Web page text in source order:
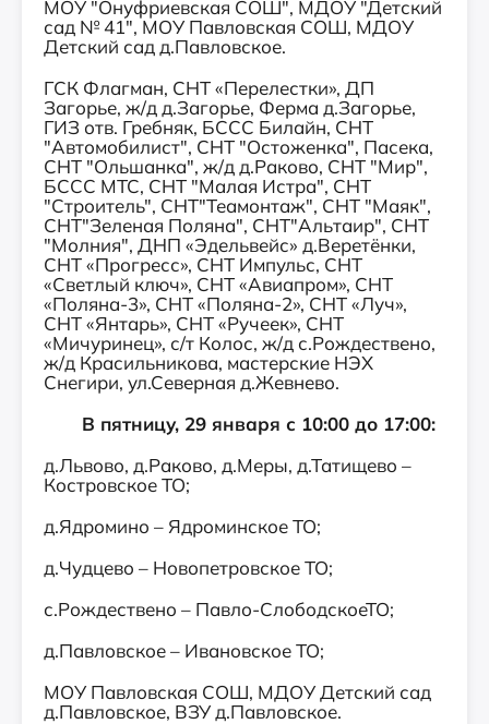
МОУ "Онуфриевская СОШ", МДОУ "Детский
сад № 41", МОУ Павловская СОШ, МДОУ
Детский сад д.Павловское.
ГСК Флагман, СНТ «Перелестки», ДП
Загорье, ж/д д.Загорье, Ферма д.Загорье,
ГИЗ отв. Гребняк, БССС Билайн, СНТ
"Автомобилист", СНТ "Остоженка", Пасека,
СНТ "Ольшанка", ж/д д.Раково, СНТ "Мир",
БССС МТС, СНТ "Малая Истра", СНТ
"Строитель", СНТ"Теамонтаж", СНТ "Маяк",
СНТ"Зеленая Поляна", СНТ"Альтаир", СНТ
"Молния", ДНП «Эдельвейс» д.Веретёнки,
СНТ «Прогресс», СНТ Импульс, СНТ
«Светлый ключ», СНТ «Авиапром», СНТ
«Поляна-3», СНТ «Поляна-2», СНТ «Луч»,
СНТ «Янтарь», СНТ «Ручеек», СНТ
«Мичуринец», с/т Колос, ж/д с.Рождествено,
ж/д Красильникова, мастерские НЭХ
Снегири, ул.Северная д.Жевнево.
В пятницу, 29 января с 10:00 до 17:00:
д.Львово, д.Раково, д.Меры, д.Татищево –
Костровское ТО;
д.Ядромино – Ядроминское ТО;
д.Чудцево – Новопетровское ТО;
с.Рождествено – Павло-СлободскоеТО;
д.Павловское – Ивановское ТО;
МОУ Павловская СОШ, МДОУ Детский сад
д.Павловское, ВЗУ д.Павловское.